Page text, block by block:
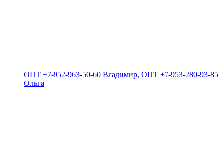
ОПТ +7-952-963-50-60 Владимир, ОПТ +7-953-280-93-85
Ольга